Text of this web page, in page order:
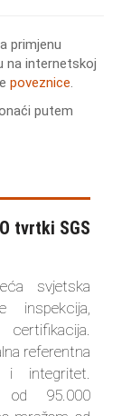
primjenu
na internetskoj
poveznice
putem
O tvrtki SGS
svjetska
inspekcija,
referentna
integritet.
od 95.000